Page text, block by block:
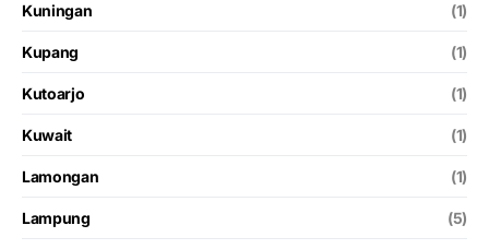
Kuningan (1)
Kupang (1)
Kutoarjo (1)
Kuwait (1)
Lamongan (1)
Lampung (5)